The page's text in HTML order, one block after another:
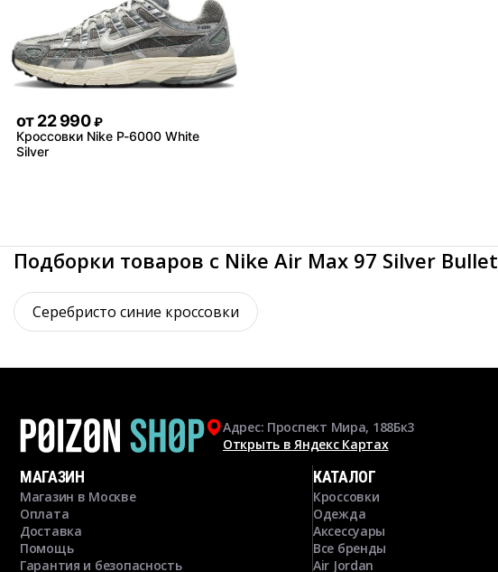
от22 990 ₽
Кроссовки Nike P-6000 White
Silver
Подборки товаров с Nike Air Max 97 Silver Bullet
Серебристо синие кроссовки
Адрес: Проспект Мира, 188Бк3
Открыть в Яндекс Картах
МАГАЗИН
Магазин в Москве
Оплата
Доставка
Помощь
Гарантия и безопасность
КАТАЛОГ
Кроссовки
Одежда
Аксессуары
Все бренды
Air Jordan